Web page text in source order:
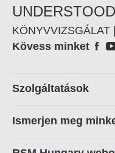
UNDERSTOOD
KÖNYVVIZSGÁLAT
Social
Kövess minket
Footer
Szolgáltatások
Ismerjen meg